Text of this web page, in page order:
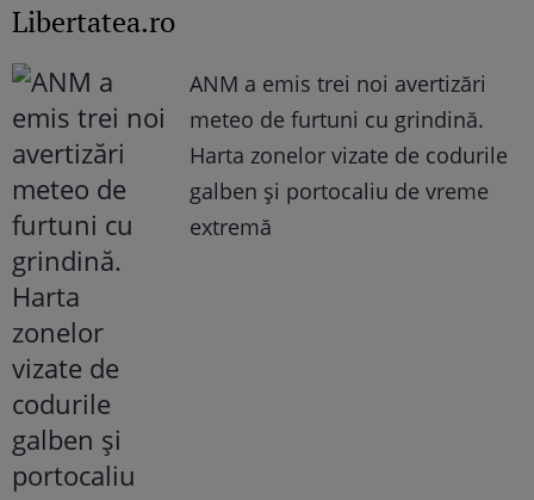
Libertatea.ro
ANM a emis trei noi avertizări
meteo de furtuni cu grindină.
Harta zonelor vizate de codurile
galben și portocaliu de vreme
extremă